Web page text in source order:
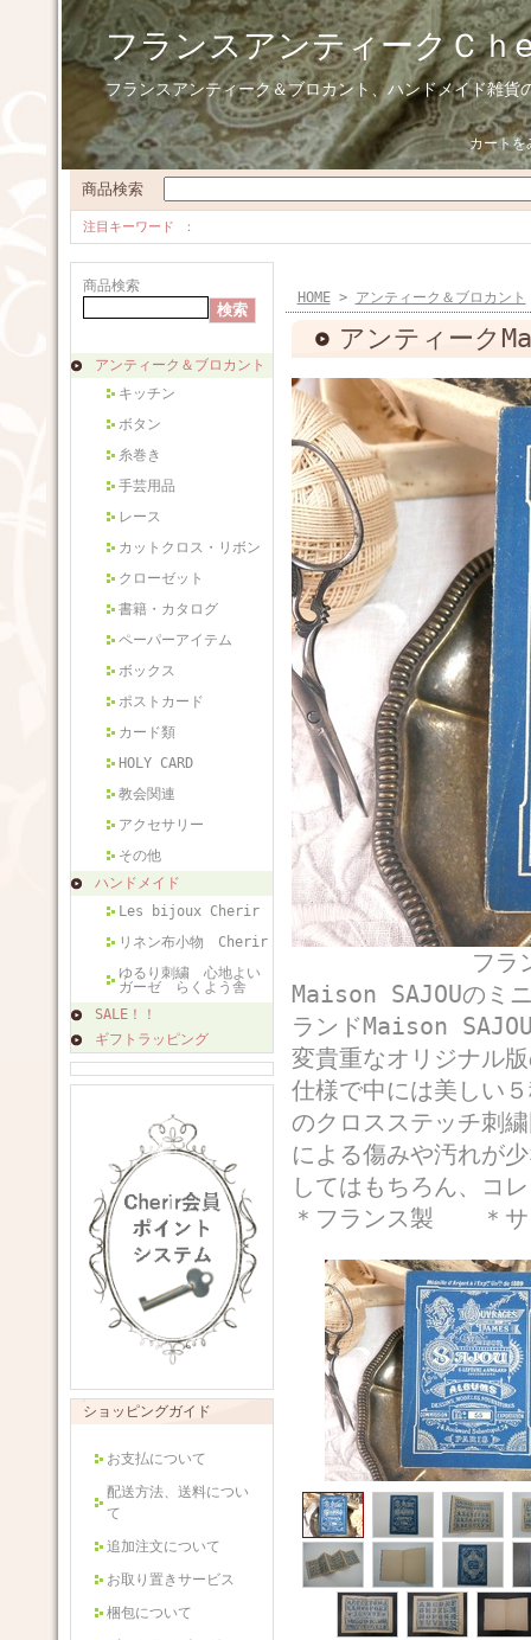
フランスアンティークＣｈ
フランスアンティーク＆ブロカント、ハンドメイド雑貨
カートを
商品検索
注目キーワード
商品検索
アンティーク＆ブロカント
キッチン
ボタン
糸巻き
手芸用品
レース
カットクロス・リボン
クローゼット
書籍・カタログ
ペーパーアイテム
ボックス
ポストカード
カード類
HOLY CARD
教会関連
アクセサリー
その他
ハンドメイド
Les bijoux Cherir
リネン布小物 Cherir
ゆるり刺繍 心地よい
ガーゼ らくよう舎
SALE！！
ギフトラッピング
ショッピングガイド
お支払について
配送方法、送料につい
て
追加注文について
お取り置きサービス
梱包について
HOME> アンティーク＆ブロカント
アンティーク
フランスから
Maison SAJOUのミ
ランドMaison
変貴重なオリジナル
仕様で中には美しい
のクロスステッチ刺
による傷みや汚れが
してはもちろん、コ
＊フランス製 ＊